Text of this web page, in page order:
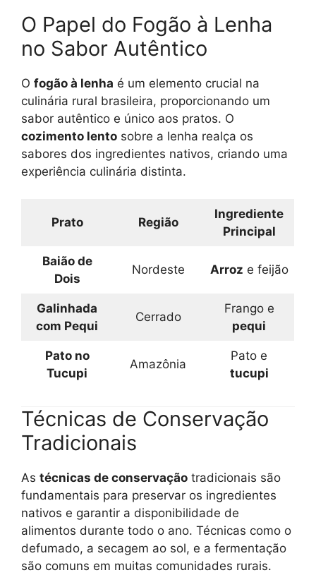
O Papel do Fogão à Lenha
no Sabor Autêntico
O fogão à lenha é um elemento crucial na
culinária rural brasileira, proporcionando um
sabor autêntico e único aos pratos. O
cozimento lento sobre a lenha realça os
sabores dos ingredientes nativos, criando uma
experiência culinária distinta.
Prato Região
Ingrediente
Principal
Baião de
Dois
Nordeste Arroz e feijão
Galinhada
com Pequi
Cerrado
Frango e
pequi
Pato no
Tucupi
Amazônia
Pato e
tucupi
Técnicas de Conservação
Tradicionais
As técnicas de conservação tradicionais são
fundamentais para preservar os ingredientes
nativos e garantir a disponibilidade de
alimentos durante todo o ano. Técnicas como o
defumado, a secagem ao sol, e a fermentação
são comuns em muitas comunidades rurais.